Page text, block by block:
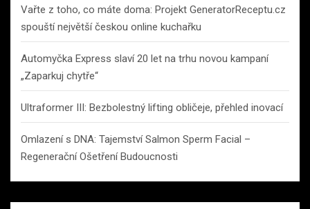
Vařte z toho, co máte doma: Projekt GeneratorReceptu.cz
spouští největší českou online kuchařku
Automyčka Express slaví 20 let na trhu novou kampaní
„Zaparkuj chytře“
Ultraformer III: Bezbolestný lifting obličeje, přehled inovací
Omlazení s DNA: Tajemství Salmon Sperm Facial –
Regenerační Ošetření Budoucnosti